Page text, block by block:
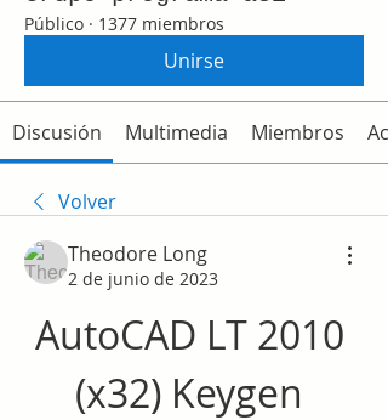
Público · 1377 miembros
Unirse
Discusión Multimedia Miembros
Volver
Theodore Long
2 de junio de 2023
AutoCAD LT 2010
(x32) Keygen